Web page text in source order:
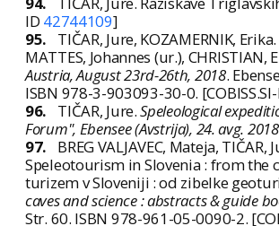
ID 42744109]
95.
TIČAR, Jure, KOZAMERNIK,
MATTES, Johannes (ur.),
Austria, August 23rd-26th, 2018.
ISBN 978-3-903093-30-0.
96.
TIČAR, Jure.Speleological
Forum", Ebensee (Avstrija), 24. avg. 2018
97.
BREG VALJAVEC, Mateja,
Speleotourism in Slovenia : from
turizem v Sloveniji : od zibelke
caves and science : abstracts & guide
Str. 60. ISBN 978-961-05-0090-2.